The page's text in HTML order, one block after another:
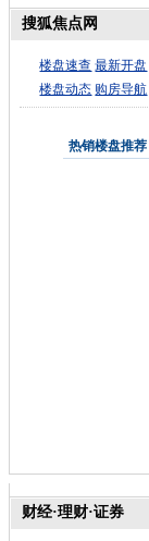
搜狐焦点网
楼盘速查 最新开盘
楼盘动态 购房导航
热销楼盘推荐
财经·理财·证券